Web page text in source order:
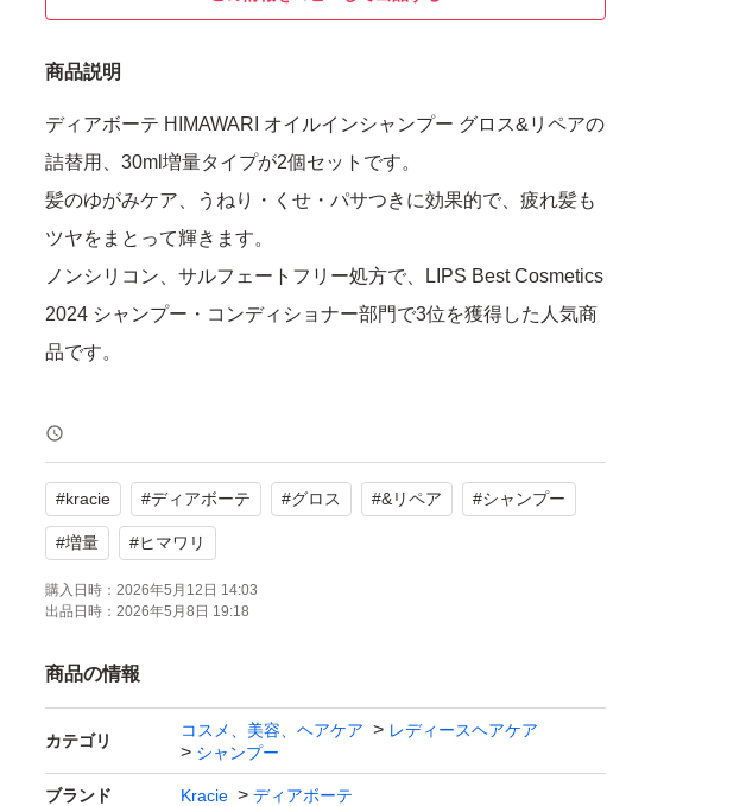
商品説明
ディアボーテ HIMAWARI オイルインシャンプー グロス&リペアの
詰替用、30ml増量タイプが2個セットです。
髪のゆがみケア、うねり・くせ・パサつきに効果的で、疲れ髪も
ツヤをまとって輝きます。
ノンシリコン、サルフェートフリー処方で、LIPS Best Cosmetics
2024 シャンプー・コンディショナー部門で3位を獲得した人気商
品です。
【ブランド】Kracie (クラシエ) / Dear Beaute HIMAWARI (ディア
ボーテ ヒマワリ)
【商品名】オイルインシャンプー グロス&リペア
【容量】30ml増量タイプ
【個数】2個
【商品の状態】未使用
日中は対応出来ない場合がありますので、お早目にご連絡下さ
い。
#kracie #ディアボーテ #グロス #&リペア #シャンプー
#増量 #ヒマワリ
購入日時： 2026年5月12日 14:03
出品日時： 2026年5月8日 19:18
商品の情報
カテゴリ
コスメ、美容、ヘアケア
レディースヘアケア
シャンプー
ブランド Kracie ディアボーテ